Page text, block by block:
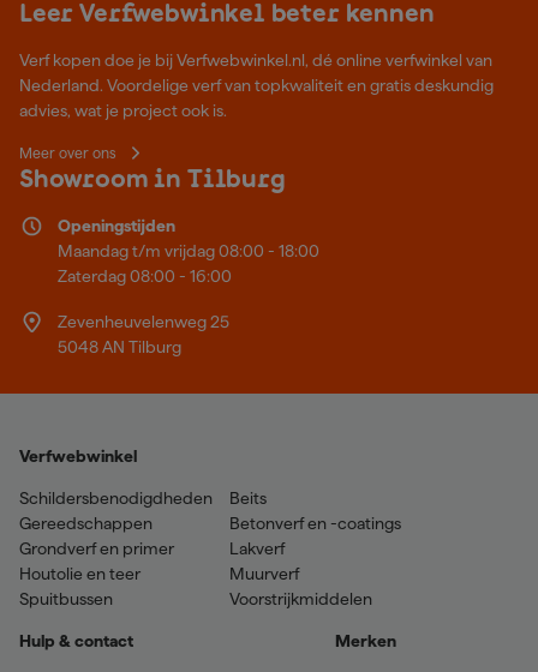
Leer Verfwebwinkel beter kennen
Verf kopen doe je bij Verfwebwinkel.nl, dé online verfwinkel van
Nederland. Voordelige verf van topkwaliteit en gratis deskundig
advies, wat je project ook is.
Meer over ons
Showroom in Tilburg
Openingstijden
Maandag t/m vrijdag 08:00 - 18:00
Zaterdag 08:00 - 16:00
Zevenheuvelenweg 25
5048 AN Tilburg
Verfwebwinkel
Schildersbenodigdheden
Gereedschappen
Grondverf en primer
Houtolie en teer
Spuitbussen
Beits
Betonverf en -coatings
Lakverf
Muurverf
Voorstrijkmiddelen
Hulp & contact Merken